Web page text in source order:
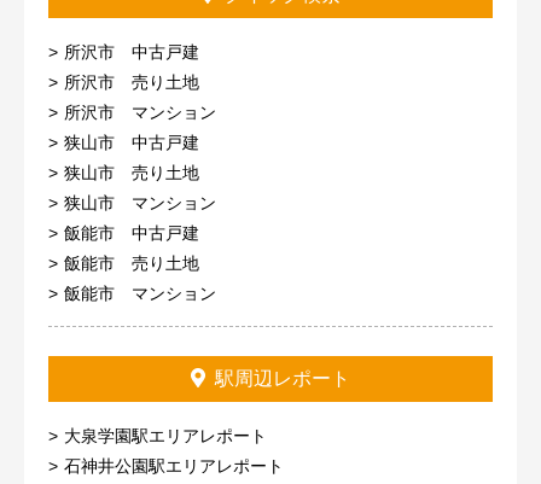
所沢市 中古戸建
所沢市 売り土地
所沢市 マンション
狭山市 中古戸建
狭山市 売り土地
狭山市 マンション
飯能市 中古戸建
飯能市 売り土地
飯能市 マンション
駅周辺レポート
大泉学園駅エリアレポート
石神井公園駅エリアレポート